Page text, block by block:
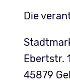
Die
Ebertstr.
45879